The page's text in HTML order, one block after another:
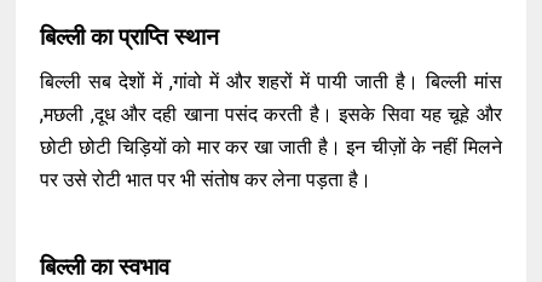
बिल्ली का प्राप्ति स्थान
बिल्ली सब देशों में ,गांवो में और शहरों में पायी जाती है। बिल्ली मांस
,मछली ,दूध और दही खाना पसंद करती है। इसके सिवा यह चूहे और
छोटी छोटी चिड़ियों को मार कर खा जाती है। इन चीज़ों के नहीं मिलने
पर उसे रोटी भात पर भी संतोष कर लेना पड़ता है।
बिल्ली का स्वभाव